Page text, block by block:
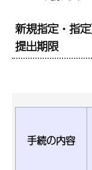
新規指定・指
提出期限
手続の内容